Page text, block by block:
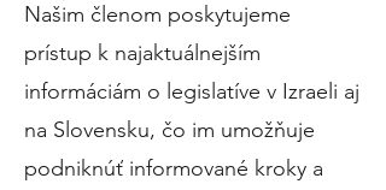
Našim členom poskytujeme
prístup k najaktuálnejším
informáciám o legislatíve v Izraeli aj
na Slovensku, čo im umožňuje
podniknúť informované kroky a